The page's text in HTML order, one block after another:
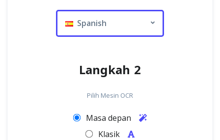
Spanish
Langkah 2
Pilih Mesin OCR
Masa depan
Klasik